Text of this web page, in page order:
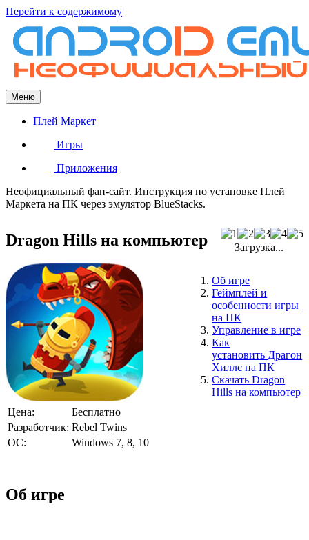
Перейти к содержимому
Меню
Плей Маркет
Игры
Приложения
Неофициальный фан-сайт. Инструкция по установке Плей
Маркета на ПК через эмулятор BlueStacks.
Dragon Hills на компьютер Загрузка...
Об игре
Геймплей и
особенности игры
на ПК
Управление в игре
Как
установить Драгон
Хиллс на ПК
СкачатьDragon
Hills на компьютер
Цена:
Бесплатно
Разработчик: Rebel Twins
ОС:
Windows 7, 8, 10
Об игре